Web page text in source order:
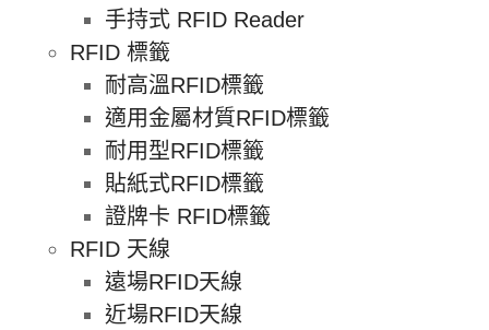
手持式 RFID Reader
RFID 標籤
耐高溫RFID標籤
適用金屬材質RFID標籤
耐用型RFID標籤
貼紙式RFID標籤
證牌卡 RFID標籤
RFID 天線
遠場RFID天線
近場RFID天線